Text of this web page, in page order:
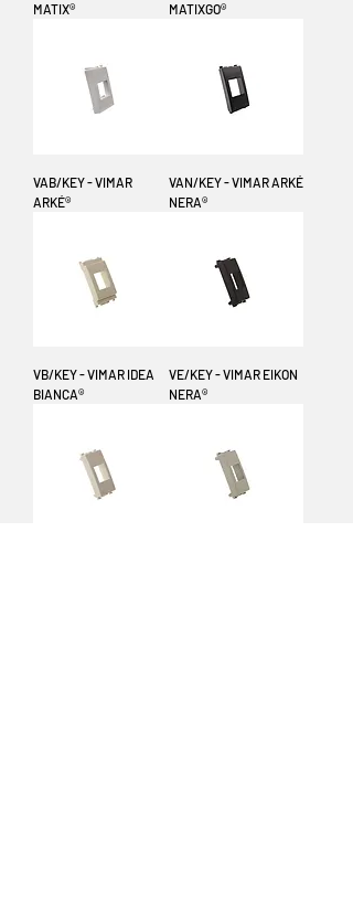
MATIX®
MATIXGO®
VAB/KEY - VIMAR
ARKÉ®
VAN/KEY - VIMAR ARKÉ
NERA®
VB/KEY - VIMAR IDEA
BIANCA®
VE/KEY - VIMAR EIKON
NERA®